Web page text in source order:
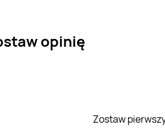
opinię
Zostaw